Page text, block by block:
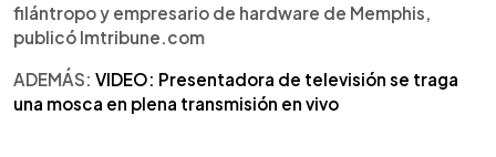
filántropo y empresario de hardware de Memphis,
publicó lmtribune.com
ADEMÁS: VIDEO: Presentadora de televisión se traga
una mosca en plena transmisión en vivo